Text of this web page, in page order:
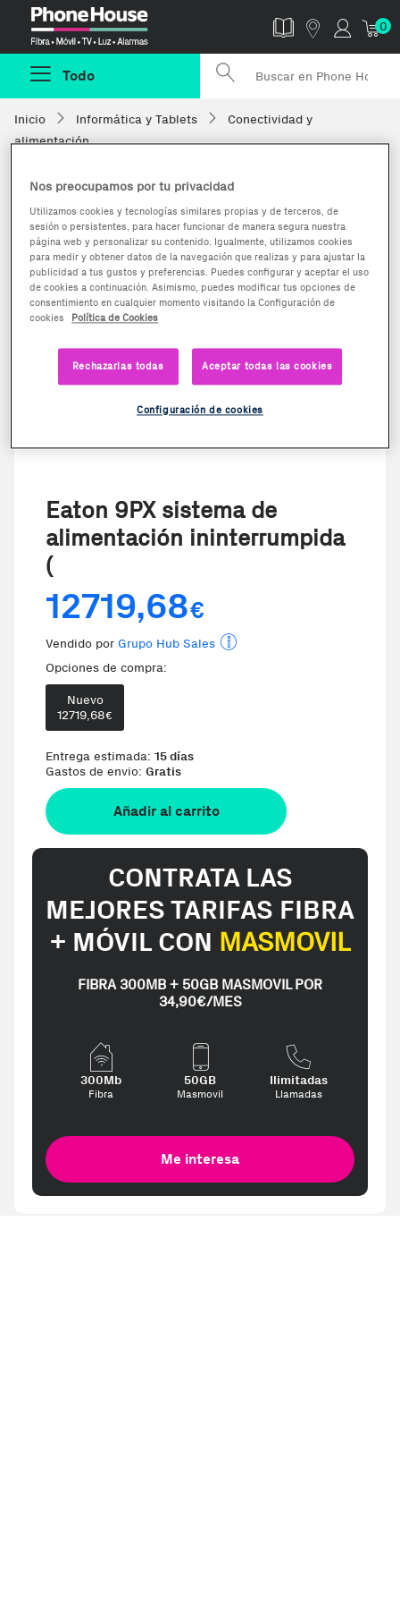
0
Todo
Inicio Informática y Tablets
Conectividad y
alimentación
Eaton 9PX sistema de
alimentación ininterrumpida
(
12719,68€
Vendido por Grupo Hub Sales
Opciones de compra:
Nuevo
12719,68€
Entrega estimada: 15 días
Gastos de envio: Gratis
Añadir al carrito
CONTRATA LAS
MEJORES TARIFAS FIBRA
+ MÓVIL CON MASMOVIL
FIBRA 300MB + 50GB MASMOVIL POR
34,90€/MES
300Mb
Fibra
50GB
Masmovil
Ilimitadas
Llamadas
Me interesa
Nos preocupamos por tu privacidad
Utilizamos cookies y tecnologías similares propias y de terceros, de
sesión o persistentes, para hacer funcionar de manera segura nuestra
página web y personalizar su contenido. Igualmente, utilizamos cookies
para medir y obtener datos de la navegación que realizas y para ajustar la
publicidad a tus gustos y preferencias. Puedes configurar y aceptar el uso
de cookies a continuación. Asimismo, puedes modificar tus opciones de
consentimiento en cualquier momento visitando la Configuración de
cookies
Política de Cookies
Rechazarlas todas Aceptar todas las cookies
Configuración de cookies